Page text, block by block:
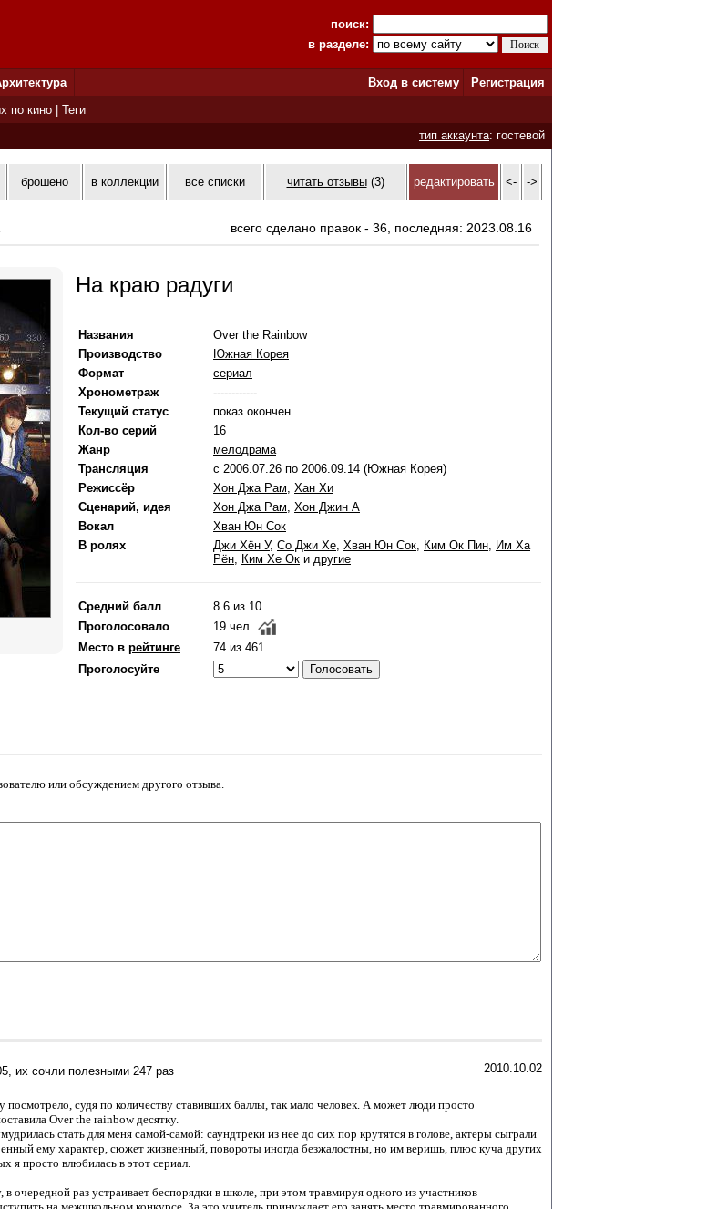
поиск:
в разделе:
Вход в систему
Регистрация
по кино
Теги
тип аккаунта: гостевой
брошено в коллекции все списки читать отзывы(3) редактировать <- ->
всего сделано правок - 36, последняя: 2023.08.16
На краю радуги
Названия
Over the Rainbow
Производство
Южная Корея
Формат
сериал
Хронометраж
Текущий статус
показ окончен
Кол-во серий
16
Жанр
мелодрама
Трансляция
с 2006.07.26 по 2006.09.14 (Южная Корея)
Режиссёр
Хон Джа Рам, Хан Хи
Сценарий, идея
Хон Джа Рам, Хон Джин А
Вокал
Хван Юн Сок
В ролях
Джи Хён У, Со Джи Хе, Хван Юн Сок, Ким Ок Пин, Им Ха
Рён, Ким Хе Ок и другие
Средний балл
8.6 из 10
Проголосовало
19 чел.
Место в рейтинге
74 из 461
Проголосуйте
или обсуждением другого отзыва.
, их сочли полезными 247 раз 2010.10.02
судя по количеству ставивших баллы, так мало человек. А может люди просто
Over the rainbow десятку.
стать для меня самой-самой: саундтреки из нее до сих пор крутятся в голове, актеры сыграли
ему характер, сюжет жизненный, повороты иногда безжалостны, но им веришь, плюс куча других
я просто влюбилась в этот сериал.
очередной раз устраивает беспорядки в школе, при этом травмируя одного из участников